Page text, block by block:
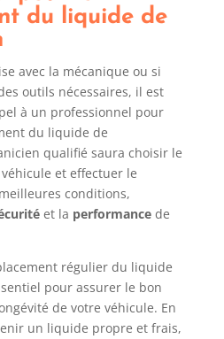
du liquide de
avec la mécanique ou si
outils nécessaires, il est
à un professionnel pour
du liquide de
qualifié saura choisir le
et effectuer le
conditions,
et la performancede
régulier du liquide
pour assurer le bon
de votre véhicule. En
un liquide propre et frais,